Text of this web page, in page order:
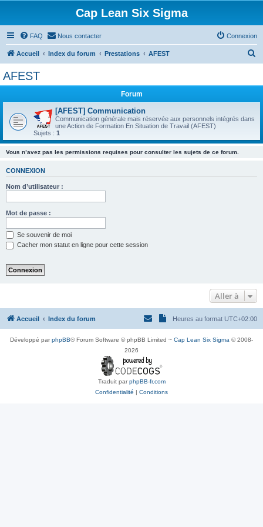
Cap Lean Six Sigma
FAQ Nous contacter Connexion
Accueil Index du forum Prestations AFEST
AFEST
Forum
[AFEST] Communication
Communication générale mais réservée aux personnels intégrés dans
une Action de Formation En Situation de Travail (AFEST)
Sujets : 1
Vous n’avez pas les permissions requises pour consulter les sujets de ce forum.
CONNEXION
Nom d’utilisateur :
Mot de passe :
Se souvenir de moi
Cacher mon statut en ligne pour cette session
Aller à
Accueil Index du forum Heures au format UTC+02:00
Développé parphpBB® Forum Software © phpBB Limited ~ Cap Lean Six Sigma © 2008-
2026
Traduit parphpBB-fr.com
Confidentialité | Conditions